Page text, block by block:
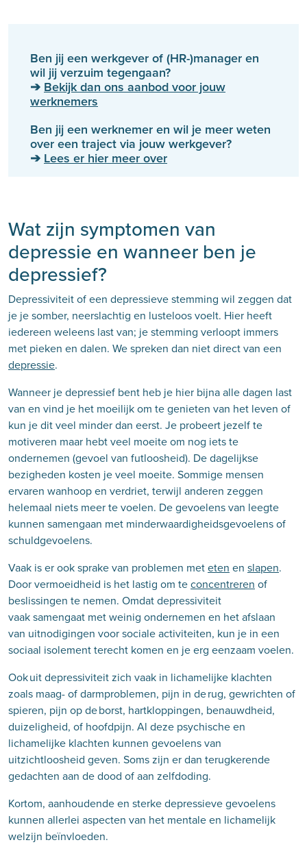
Ben jij een werkgever of (HR-)manager en
wil jij verzuim tegengaan?
➔ Bekijk dan ons aanbod voor jouw
werknemers
Ben jij een werknemer en wil je meer weten
over een traject via jouw werkgever?
➔ Lees er hier meer over
Wat zijn symptomen van
depressie en wanneer ben je
depressief?
Depressiviteit of een depressieve stemming wil zeggen dat
je je somber, neerslachtig en lusteloos voelt. Hier heeft
iedereen weleens last van; je stemming verloopt immers
met pieken en dalen. We spreken dan niet direct van een
depressie.
Wanneer je depressief bent heb je hier bijna alle dagen last
van en vind je het moeilijk om te genieten van het leven of
kun je dit veel minder dan eerst. Je probeert jezelf te
motiveren maar hebt veel moeite om nog iets te
ondernemen (gevoel van futloosheid). De dagelijkse
bezigheden kosten je veel moeite. Sommige mensen
ervaren wanhoop en verdriet, terwijl anderen zeggen
helemaal niets meer te voelen. De gevoelens van leegte
kunnen samengaan met minderwaardigheidsgevoelens of
schuldgevoelens.
Vaak is er ook sprake van problemen meteten en slapen.
Door vermoeidheid is het lastig om teconcentreren of
beslissingen te nemen. Omdat depressiviteit
vaak samengaat met weinig ondernemen en het afslaan
van uitnodigingen voor sociale activiteiten, kun je in een
sociaal isolement terecht komen en je erg eenzaam voelen.
Ook uit depressiviteit zich vaak in lichamelijke klachten
zoals maag- of darmproblemen, pijn in de rug, gewrichten of
spieren, pijn op de borst, hartkloppingen, benauwdheid,
duizeligheid, of hoofdpijn. Al deze psychische en
lichamelijke klachten kunnen gevoelens van
uitzichtloosheid geven. Soms zijn er dan terugkerende
gedachten aan de dood of aan zelfdoding.
Kortom, aanhoudende en sterke depressieve gevoelens
kunnen allerlei aspecten van het mentale en lichamelijk
welzijn beïnvloeden.